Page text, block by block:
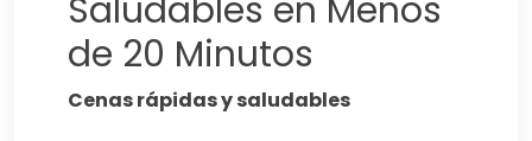
Saludables en Menos
de 20 Minutos
Cenas rápidas y saludables